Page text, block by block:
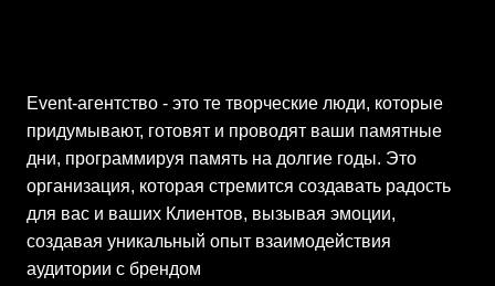
Event-агентство - это те творческие люди, которые
придумывают, готовят и проводят ваши памятные
дни, программируя память на долгие годы. Это
организация, которая стремится создавать радость
для вас и ваших Клиентов, вызывая эмоции,
создавая уникальный опыт взаимодействия
аудитории с брендом